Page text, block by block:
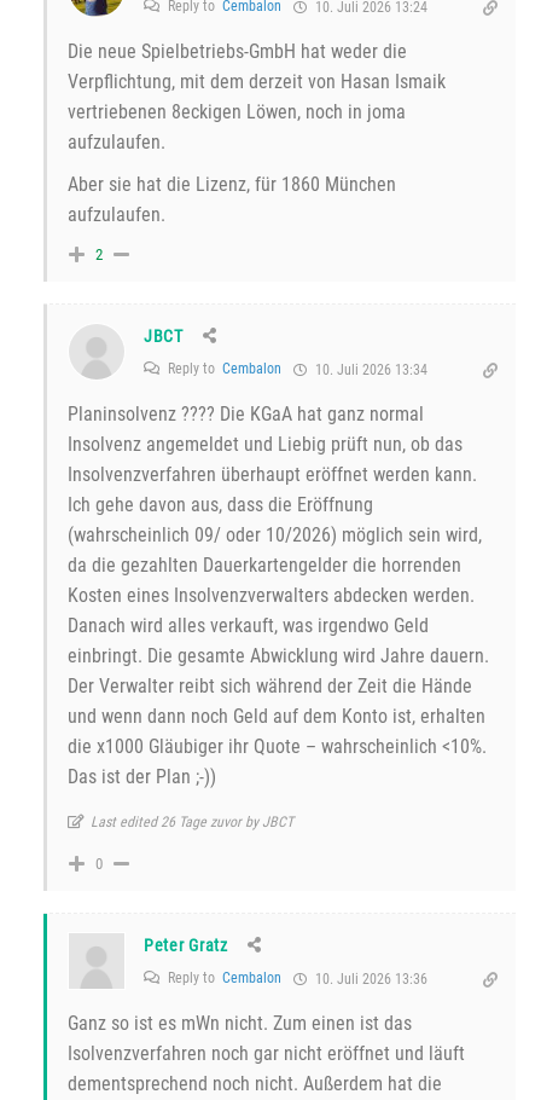
Reply to Cembalon 10. Juli 2026 13:24
Die neue Spielbetriebs-GmbH hat weder die
Verpflichtung, mit dem derzeit von Hasan Ismaik
vertriebenen 8eckigen Löwen, noch in joma
aufzulaufen.
Aber sie hat die Lizenz, für 1860 München
aufzulaufen.
2
JBCT
Reply to Cembalon 10. Juli 2026 13:34
Planinsolvenz ???? Die KGaA hat ganz normal
Insolvenz angemeldet und Liebig prüft nun, ob das
Insolvenzverfahren überhaupt eröffnet werden kann.
Ich gehe davon aus, dass die Eröffnung
(wahrscheinlich 09/ oder 10/2026) möglich sein wird,
da die gezahlten Dauerkartengelder die horrenden
Kosten eines Insolvenzverwalters abdecken werden.
Danach wird alles verkauft, was irgendwo Geld
einbringt. Die gesamte Abwicklung wird Jahre dauern.
Der Verwalter reibt sich während der Zeit die Hände
und wenn dann noch Geld auf dem Konto ist, erhalten
die x1000 Gläubiger ihr Quote – wahrscheinlich <10%.
Das ist der Plan ;-))
Last edited 26 Tage zuvor by JBCT
0
Peter Gratz
Reply to Cembalon 10. Juli 2026 13:36
Ganz so ist es mWn nicht. Zum einen ist das
Isolvenzverfahren noch gar nicht eröffnet und läuft
dementsprechend noch nicht. Außerdem hat die